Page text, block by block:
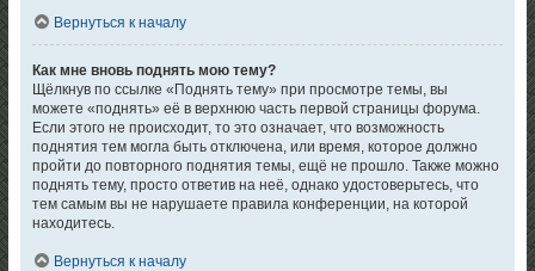
Вернуться к началу
Как мне вновь поднять мою тему?
Щёлкнув по ссылке «Поднять тему» при просмотре темы, вы
можете «поднять» её в верхнюю часть первой страницы форума.
Если этого не происходит, то это означает, что возможность
поднятия тем могла быть отключена, или время, которое должно
пройти до повторного поднятия темы, ещё не прошло. Также можно
поднять тему, просто ответив на неё, однако удостоверьтесь, что
тем самым вы не нарушаете правила конференции, на которой
находитесь.
Вернуться к началу